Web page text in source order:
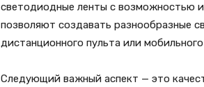
светодиодные ленты с возможностью
позволяют создавать разнообразные
дистанционного пульта или
Следующий важный аспект — это